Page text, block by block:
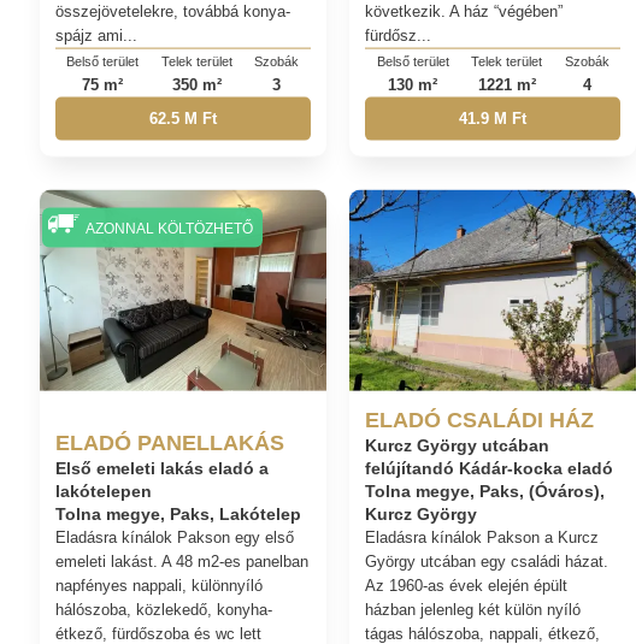
összejövetelekre, továbbá konya-
spájz ami...
Belső terület
75 m²
Telek terület
350 m²
Szobák
3
62.5 M Ft
következik. A ház “végében”
fürdősz...
Belső terület
130 m²
Telek terület
1221 m²
Szobák
4
41.9 M Ft
ELADÓ PANELLAKÁS
Első emeleti lakás eladó a
lakótelepen
Tolna megye, Paks, Lakótelep
Eladásra kínálok Pakson egy első
emeleti lakást. A 48 m2-es panelban
napfényes nappali, különnyíló
hálószoba, közlekedő, konyha-
étkező, fürdőszoba és wc lett
AZONNAL KÖLTÖZHETŐ
ELADÓ CSALÁDI HÁZ
Kurcz György utcában
felújítandó Kádár-kocka eladó
Tolna megye, Paks, (Óváros),
Kurcz György
Eladásra kínálok Pakson a Kurcz
György utcában egy családi házat.
Az 1960-as évek elején épült
házban jelenleg két külön nyíló
tágas hálószoba, nappali, étkező,